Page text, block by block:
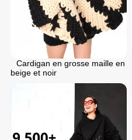
Cardigan en grosse maille en
beige et noir